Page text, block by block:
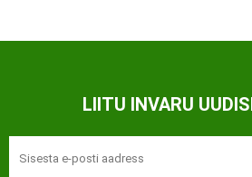
LIITU INVARU